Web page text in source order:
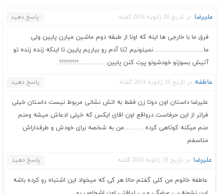
علیرضا در تاریخ 28 ژانویه 2014 گفته : پاسخ دهید
فرق ما با خارجی ها اینه که اونا از طبقه دوم ماشین میارن پایین ولی
ما……………………نمیتونیم 2تا آدم رو بیاریم پایین تا اینکه زنده زنده تو
آتیش بسوزنو خودشونو پرت کنن پایین…………..!!!!!!!!!!
عاطفه در تاریخ 28 ژانویه 2014 گفته : پاسخ دهید
علیرضا داستان اون دوتا زن فقط به اتش نشانی مربوط نیست داستان خیلی
فراتر از این حرفاست درواقع اون اقای ایکس که خیلی ادعاش میشه ومنم
منم میکنه کوتاهی کرده ………من به شخصه برای خودش و طرفداراش
متاسفم
علیرضا در تاریخ 29 ژانویه 2014 گفته : پاسخ دهید
عاطفه خانوم من کلی گفتم حالا هر کی که میخواد این اشتباه رو کرده باشه